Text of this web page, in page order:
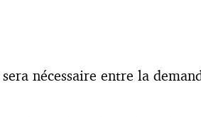
nécessaire entre la